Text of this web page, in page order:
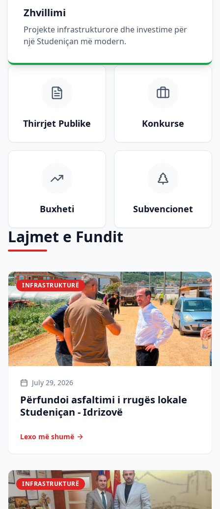
Zhvillimi
Projekte infrastrukturore dhe investime për
një Studeniçan më modern.
Thirrjet Publike Konkurse
Buxheti Subvencionet
Lajmet e Fundit
INFRASTRUKTURË
July 29, 2026
Përfundoi asfaltimi i rrugës lokale
Studeniçan - Idrizovë
Lexo më shumë
INFRASTRUKTURË